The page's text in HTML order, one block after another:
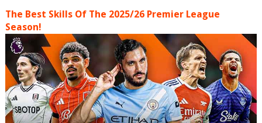
The Best Skills Of The 2025/26 Premier League
Season!